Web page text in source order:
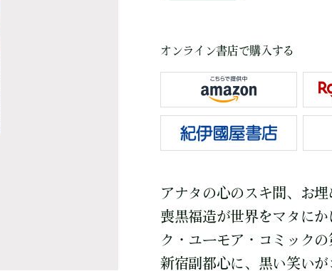
オンライン書店で購入する
アナタの心のスキ間、お
喪黒福造が世界をマタに
ク・ユーモア・コミック
新宿副都心に、黒い笑い